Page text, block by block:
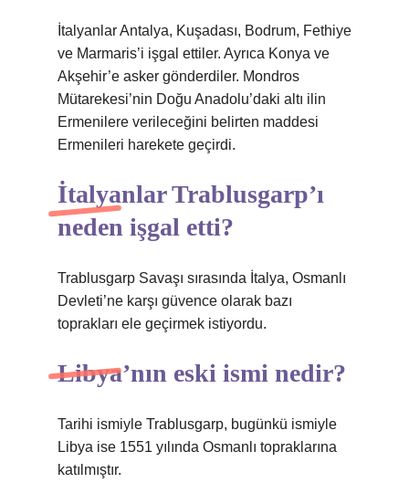
İtalyanlar Antalya, Kuşadası, Bodrum, Fethiye
ve Marmaris’i işgal ettiler. Ayrıca Konya ve
Akşehir’e asker gönderdiler. Mondros
Mütarekesi’nin Doğu Anadolu’daki altı ilin
Ermenilere verileceğini belirten maddesi
Ermenileri harekete geçirdi.
İtalyanlar Trablusgarp’ı
neden işgal etti?
Trablusgarp Savaşı sırasında İtalya, Osmanlı
Devleti’ne karşı güvence olarak bazı
toprakları ele geçirmek istiyordu.
Libya’nın eski ismi nedir?
Tarihi ismiyle Trablusgarp, bugünkü ismiyle
Libya ise 1551 yılında Osmanlı topraklarına
katılmıştır.